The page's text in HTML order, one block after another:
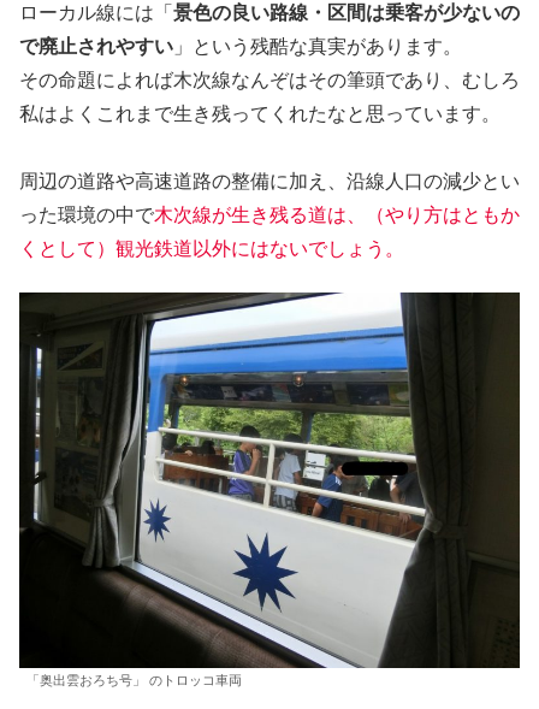
ローカル線には「 景色の良い路線・区間は乗客が少ないの
で廃止されやすい 」という残酷な真実があります。
その命題によれば木次線なんぞはその筆頭であり、むしろ
私はよくこれまで生き残ってくれたなと思っています。
周辺の道路や高速道路の整備に加え、沿線人口の減少とい
った環境の中で木次線が生き残る道は、（やり方はともか
くとして）観光鉄道以外にはないでしょう。
「奥出雲おろち号」 のトロッコ車両